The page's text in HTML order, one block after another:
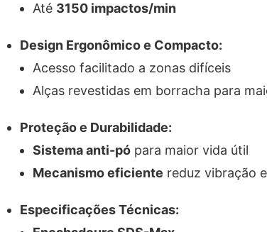
Até 3150 impactos/min
Design Ergonômico e Compacto:
Acesso facilitado a zonas difíceis
Alças revestidas em borracha para
Proteção e Durabilidade:
Sistema anti-pó para maior vida útil
Mecanismo eficiente reduz vibração
Especificações Técnicas: